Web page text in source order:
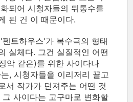
되어 시청자들의 뒤통수를
된 건 이 때문이다.
트하우스'가 복수극의 형태
실체다. 그건 실질적인 어떤
악 같은)를 위한 사이다나
, 시청자들을 이리저리 끌고
서 작가가 던져주는 어떤 것
사이다는 고구마로 변화할